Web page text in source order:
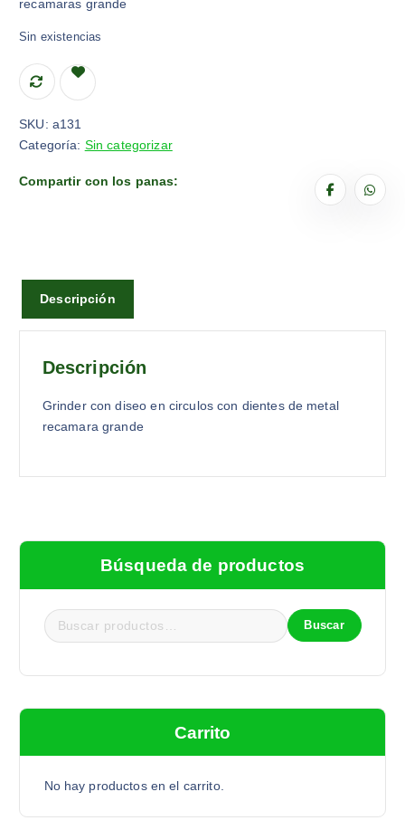
recamaras grande
Sin existencias
SKU: a131
Categoría: Sin categorizar
Compartir con los panas:
Descripción
Descripción
Grinder con diseo en circulos con dientes de metal
recamara grande
Búsqueda de productos
B
s
p
o
:
Buscar
Carrito
No hay productos en el carrito.